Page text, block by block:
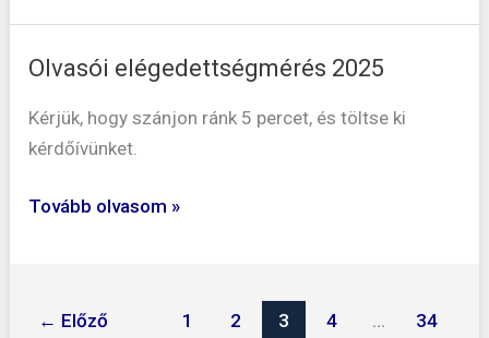
Olvasói elégedettségmérés 2025
Kérjük, hogy szánjon ránk 5 percet, és töltse ki
kérdőívünket.
Olvasói
2025
Tovább olvasom »
← Előző 1 2 3 4 …
34